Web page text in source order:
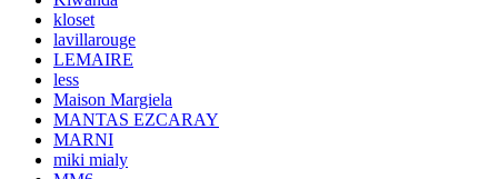
kloset
lavillarouge
LEMAIRE
less
Maison Margiela
MANTAS EZCARAY
MARNI
miki mialy